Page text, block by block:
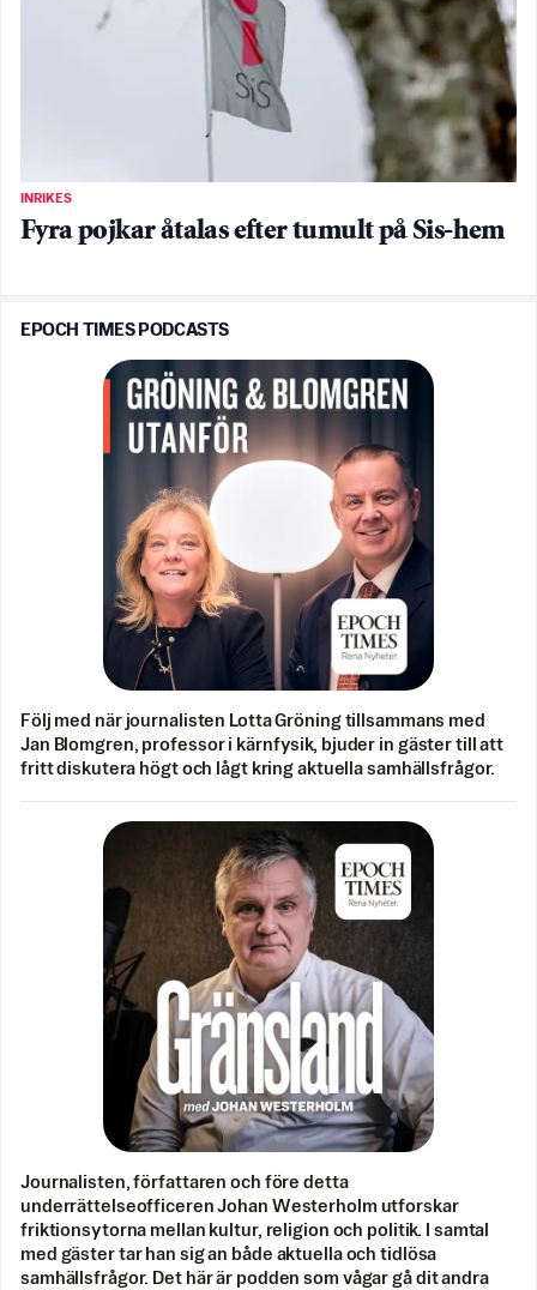
INRIKES
Fyra pojkar åtalas efter tumult på Sis-hem
EPOCH TIMES PODCASTS
Följ med när journalisten Lotta Gröning tillsammans med
Jan Blomgren, professor i kärnfysik, bjuder in gäster till att
fritt diskutera högt och lågt kring aktuella samhällsfrågor.
Journalisten, författaren och före detta
underrättelseofficeren Johan Westerholm utforskar
friktionsytorna mellan kultur, religion och politik. I samtal
med gäster tar han sig an både aktuella och tidlösa
samhällsfrågor. Det här är podden som vågar gå dit andra